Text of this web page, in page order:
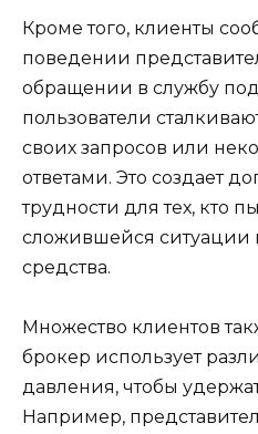
Кроме того, клиенты
поведении
обращении в службу
пользователи
своих запросов или
ответами. Это создает
трудности для тех, кто
сложившейся ситуации
средства.
Множество клиентов
брокер использует
давления, чтобы
Например,